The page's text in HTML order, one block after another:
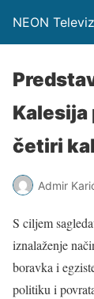
NEON
četiri
Admir
S ciljem
iznalaženje
boravka i
politiku i